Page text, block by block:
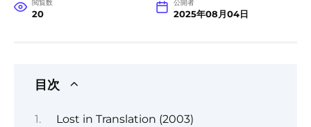
閲覧数
20
公開者
2025年08月04日
目次
Lost in Translation (2003)